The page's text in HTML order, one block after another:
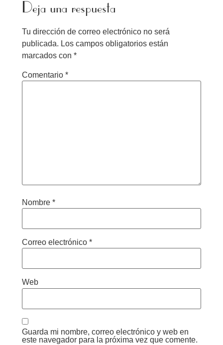
Deja una respuesta
Tu dirección de correo electrónico no será
publicada. Los campos obligatorios están
marcados con *
Comentario *
Nombre *
Correo electrónico *
Web
Guarda mi nombre, correo electrónico y web en
este navegador para la próxima vez que comente.